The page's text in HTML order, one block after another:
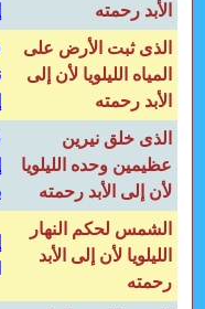
الأبد رحمته
الذى ثبت الأرض على
المياه الليلويا لأن إلى
الأبد رحمته
الذى خلق نيرين
عظيمين وحده الليلويا
لأن إلى الأبد رحمته
الشمس لحكم النهار
الليلويا لأن إلى الأبد
رحمته